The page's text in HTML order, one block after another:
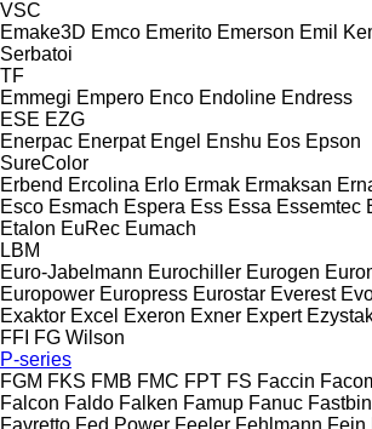
VSC
Emake3D Emco Emerito Emerson Emil
Serbatoi
TF
Emmegi Empero Enco Endoline Endress
ESE EZG
Enerpac Enerpat Engel Enshu Eos Epson
SureColor
Erbend Ercolina Erlo Ermak Ermaksan
Esco Esmach Espera Ess Essa Essemtec
Etalon EuRec Eumach
LBM
Euro-Jabelmann Eurochiller Eurogen
Europower Europress Eurostar Everest
Exaktor Excel Exeron Exner Expert
FFI FG Wilson
P-series
FGM FKS FMB FMC FPT FS Faccin
Falcon Faldo Falken Famup Fanuc
Favretto Fed Power Feeler Fehlmann Fein